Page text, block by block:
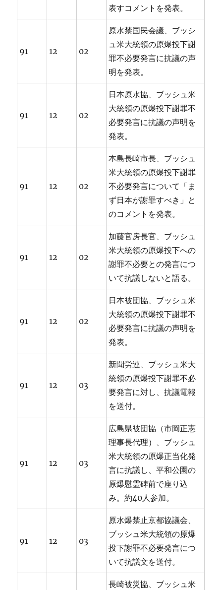
表すコメントを発表。
91 12 02
原水禁国民会議、ブッシ
ュ米大統領の原爆投下謝
罪不必要発言に抗議の声
明を発表。
91 12 02
日本原水協、ブッシュ米
大統領の原爆投下謝罪不
必要発言に抗議の声明を
発表。
91 12 02
本島長崎市長、ブッシュ
米大統領の原爆投下謝罪
不必要発言について「ま
ず日本が謝罪すべき」と
のコメントを発表。
91 12 02
加藤官房長官、ブッシュ
米大統領の原爆投下への
謝罪不必要との発言につ
いて抗議しないと語る。
91 12 02
日本被団協、ブッシュ米
大統領の原爆投下謝罪不
必要発言に抗議の声明を
発表。
91 12 03
新聞労連、ブッシュ米大
統領の原爆投下謝罪不必
要発言に対し、抗議電報
を送付。
91 12 03
広島県被団協（市岡正憲
理事長代理）、ブッシュ
米大統領の原爆正当化発
言に抗議し、平和公園の
原爆慰霊碑前で座り込
み。約40人参加。
91 12 03
原水爆禁止京都協議会、
ブッシュ米大統領の原爆
投下謝罪不必要発言につ
いて抗議文を送付。
長崎被災協、ブッシュ米